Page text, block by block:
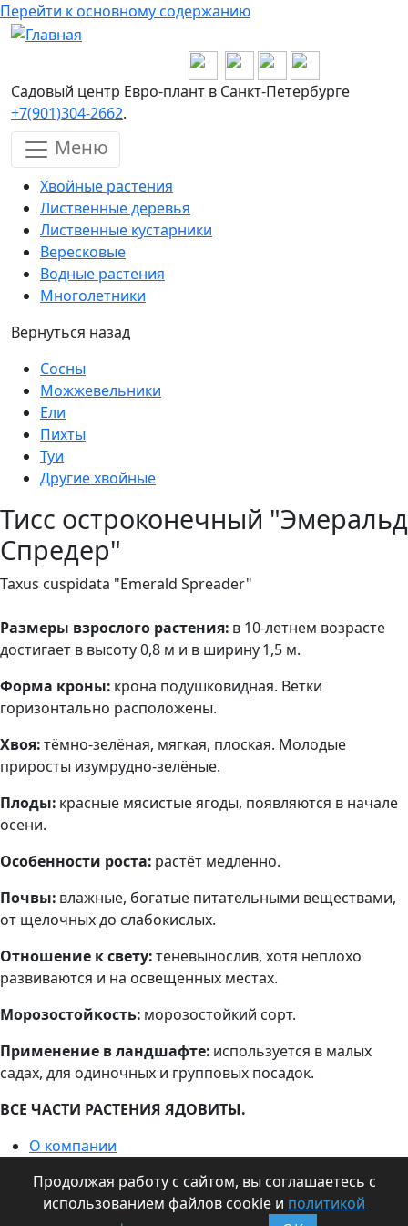
Перейти к основному содержанию
Садовый центр Евро-плант в Санкт-Петербурге
+7(901)304-2662.
Меню
Хвойные растения
Лиственные деревья
Лиственные кустарники
Вересковые
Водные растения
Многолетники
Вернуться назад
Сосны
Можжевельники
Ели
Пихты
Туи
Другие хвойные
Тисс остроконечный "Эмеральд
Спредер"
Taxus cuspidata "Emerald Spreader"
Размеры взрослого растения: в 10-летнем возрасте
достигает в высоту 0,8 м и в ширину 1,5 м.
Форма кроны: крона подушковидная. Ветки
горизонтально расположены.
Хвоя:тёмно-зелёная, мягкая, плоская. Молодые
приросты изумрудно-зелёные.
Плоды: красные мясистые ягоды, появляются в начале
осени.
Особенности роста: растёт медленно.
Почвы: влажные, богатые питательными веществами,
от щелочных до слабокислых.
Отношение к свету:теневынослив, хотя неплохо
развиваются и на освещенных местах.
Морозостойкость: морозостойкий сорт.
Применение в ландшафте: используется в малых
садах, для одиночных и групповых посадок.
ВСЕ ЧАСТИ РАСТЕНИЯ ЯДОВИТЫ.
О компании
Контакты
Статьи
Продолжая работу с сайтом, вы соглашаетесь с
использованием файлов cookie и политикой